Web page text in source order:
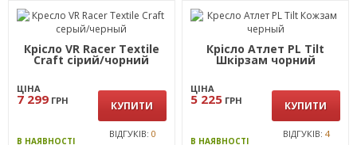
Крісло VR Racer Textile
Craft сірий/чорний
ЦІНА
7 299 ГРН КУПИТИ
В НАЯВНОСТІ
ВІДГУКІВ: 0
Крiсло Атлет PL Tilt
Шкiрзам чорний
ЦІНА
5 225 ГРН КУПИТИ
В НАЯВНОСТІ
ВІДГУКІВ: 4